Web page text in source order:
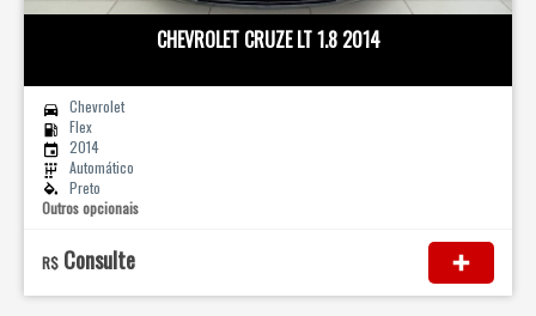
CHEVROLET CRUZE LT 1.8 2014
Chevrolet
Flex
2014
Automático
Preto
Outros opcionais
R$ Consulte